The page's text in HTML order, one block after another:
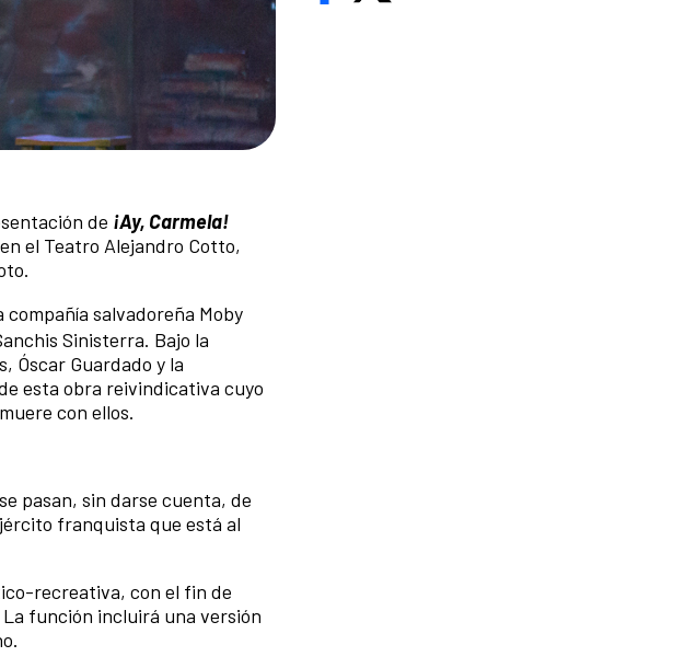
de ¡Ay, Carmela!
en el Teatro Alejandro Cotto,
compañía salvadoreña Moby
Sinisterra. Bajo la
Óscar Guardado y la
esta obra reivindicativa cuyo
con ellos.
pasan, sin darse cuenta, de
franquista que está al
recreativa, con el fin de
función incluirá una versión